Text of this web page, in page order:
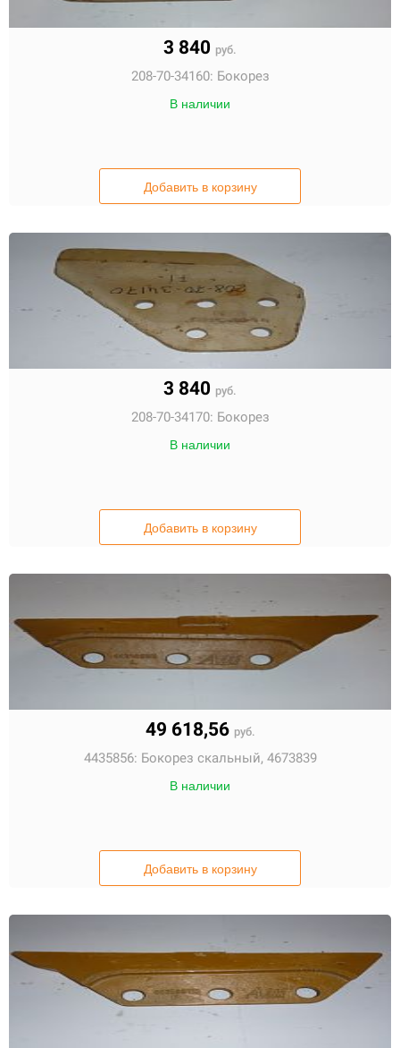
3 840 руб.
208-70-34160: Бокорез
В наличии
Добавить в корзину
3 840 руб.
208-70-34170: Бокорез
В наличии
Добавить в корзину
49 618,56 руб.
4435856: Бокорез скальный, 4673839
В наличии
Добавить в корзину